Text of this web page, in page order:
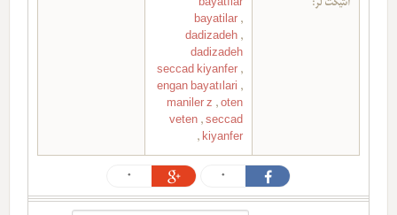
ائتیکت لر:
bayatılar
bayatilar ,
dadizadeh ,
dadizadeh
seccad kiyanfer ,
engan bayatılari ,
maniler z , oten
veten , seccad
kiyanfer
,
0
0